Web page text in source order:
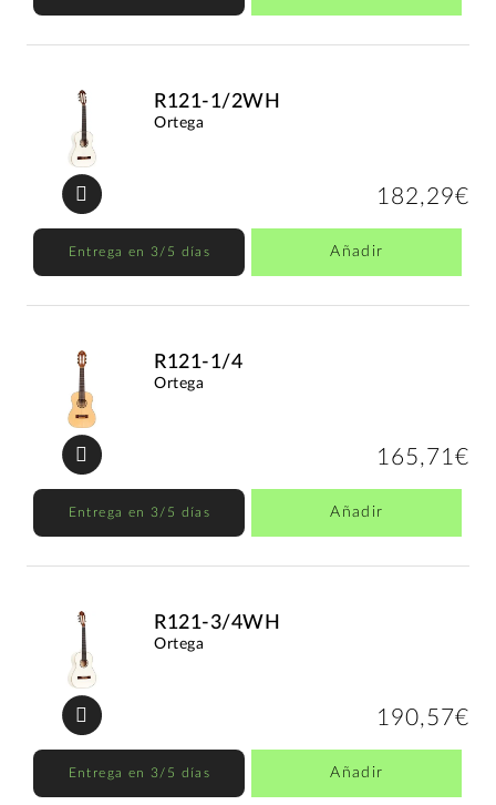
R121-1/2WH
Ortega
182,29€
Entrega en 3/5 días Añadir
R121-1/4
Ortega
165,71€
Entrega en 3/5 días Añadir
R121-3/4WH
Ortega
190,57€
Entrega en 3/5 días Añadir